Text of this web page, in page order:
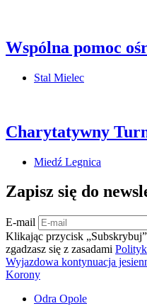
Wspólna pomoc
Stal Mielec
Charytatywny
Miedź Legnica
Zapisz się do
E-mail
Klikając przycisk
zgadzasz się z zasadami
Wyjazdowa kontynuacja
Korony
Odra Opole